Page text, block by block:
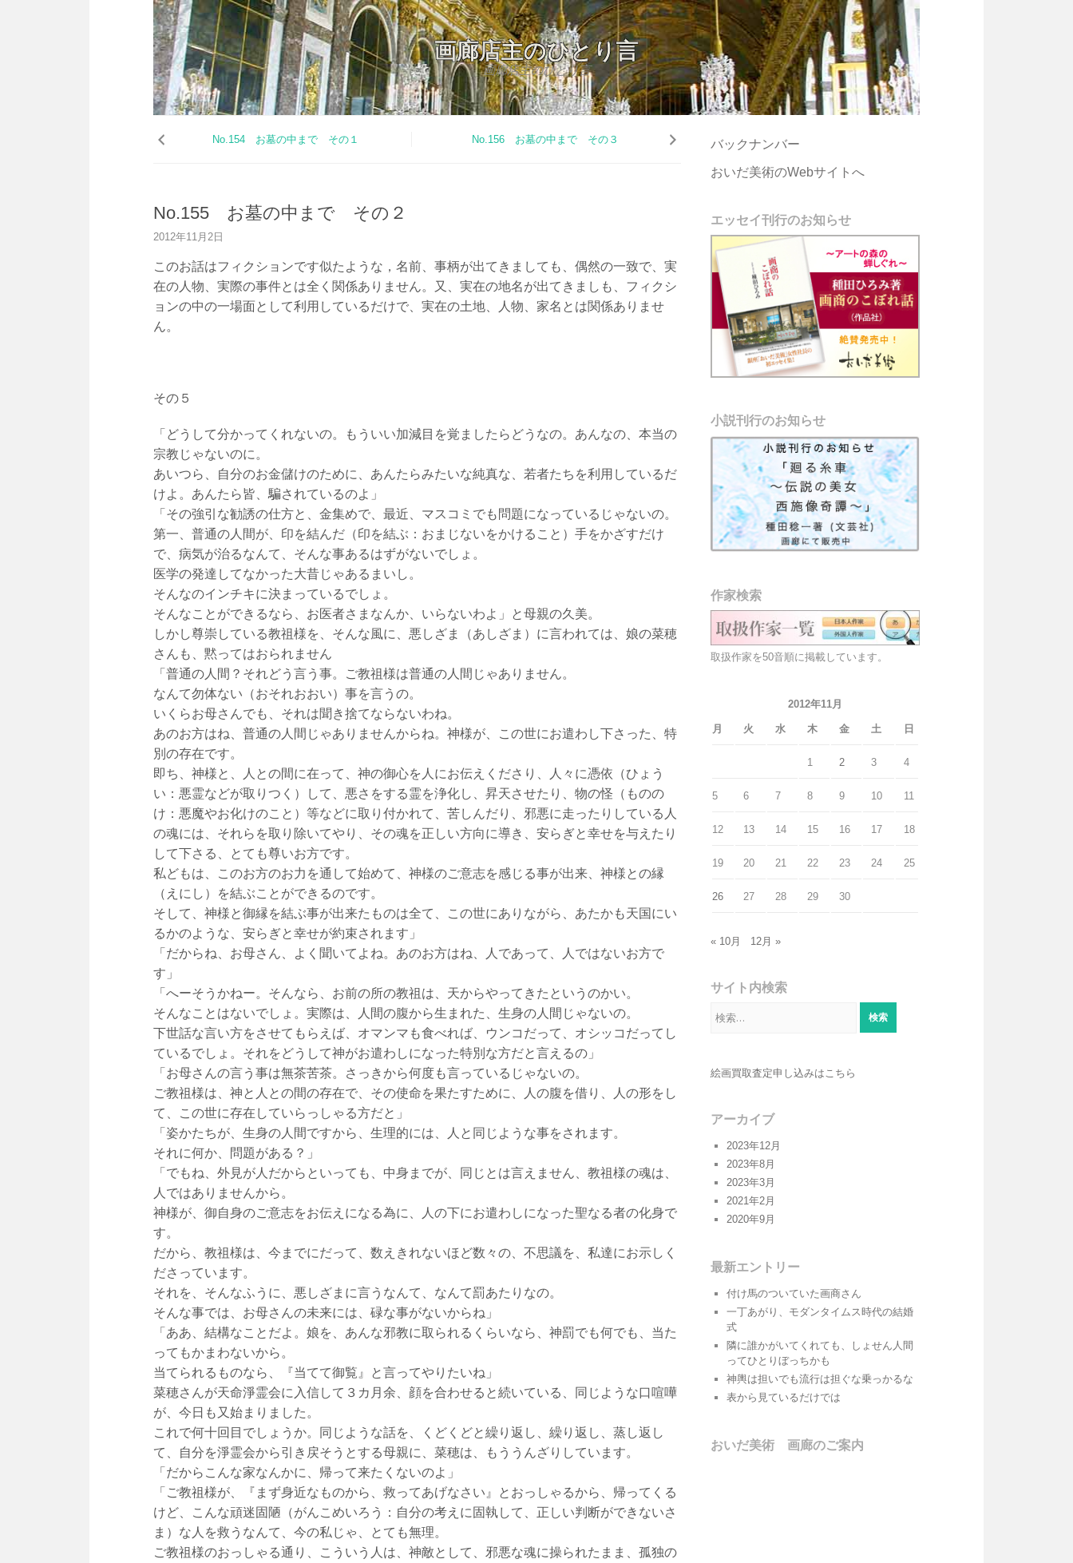
画廊店主のひとり言
画廊店主のひとり言
ン
ス
ッ
No.154 お墓の中まで その１ No.156 お墓の中まで その３
No.155 お墓の中まで その２
2012年11月2日
このお話はフィクションです似たような，名前、事柄が出てきましても、偶然の一致で、実
在の人物、実際の事件とは全く関係ありません。又、実在の地名が出てきましも、フィクシ
ョンの中の一場面として利用しているだけで、実在の土地、人物、家名とは関係ありませ
ん。
その５
「どうして分かってくれないの。もういい加減目を覚ましたらどうなの。あんなの、本当の
宗教じゃないのに。
あいつら、自分のお金儲けのために、あんたらみたいな純真な、若者たちを利用しているだ
けよ。あんたら皆、騙されているのよ」
「その強引な勧誘の仕方と、金集めで、最近、マスコミでも問題になっているじゃないの。
第一、普通の人間が、印を結んだ（印を結ぶ：おまじないをかけること）手をかざすだけ
で、病気が治るなんて、そんな事あるはずがないでしょ。
医学の発達してなかった大昔じゃあるまいし。
そんなのインチキに決まっているでしょ。
そんなことができるなら、お医者さまなんか、いらないわよ」と母親の久美。
しかし尊崇している教祖様を、そんな風に、悪しざま（あしざま）に言われては、娘の菜穂
さんも、黙ってはおられません
「普通の人間？それどう言う事。ご教祖様は普通の人間じゃありません。
なんて勿体ない（おそれおおい）事を言うの。
いくらお母さんでも、それは聞き捨てならないわね。
あのお方はね、普通の人間じゃありませんからね。神様が、この世にお遣わし下さった、特
別の存在です。
即ち、神様と、人との間に在って、神の御心を人にお伝えくださり、人々に憑依（ひょう
い：悪霊などが取りつく）して、悪さをする霊を浄化し、昇天させたり、物の怪（ものの
け：悪魔やお化けのこと）等などに取り付かれて、苦しんだり、邪悪に走ったりしている人
の魂には、それらを取り除いてやり、その魂を正しい方向に導き、安らぎと幸せを与えたり
して下さる、とても尊いお方です。
私どもは、このお方のお力を通して始めて、神様のご意志を感じる事が出来、神様との縁
（えにし）を結ぶことができるのです。
そして、神様と御縁を結ぶ事が出来たものは全て、この世にありながら、あたかも天国にい
るかのような、安らぎと幸せが約束されます」
「だからね、お母さん、よく聞いてよね。あのお方はね、人であって、人ではないお方で
す」
「へーそうかねー。そんなら、お前の所の教祖は、天からやってきたというのかい。
そんなことはないでしょ。実際は、人間の腹から生まれた、生身の人間じゃないの。
下世話な言い方をさせてもらえば、オマンマも食べれば、ウンコだって、オシッコだってし
ているでしょ。それをどうして神がお遣わしになった特別な方だと言えるの」
「お母さんの言う事は無茶苦茶。さっきから何度も言っているじゃないの。
ご教祖様は、神と人との間の存在で、その使命を果たすために、人の腹を借り、人の形をし
て、この世に存在していらっしゃる方だと」
「姿かたちが、生身の人間ですから、生理的には、人と同じような事をされます。
それに何か、問題がある？」
「でもね、外見が人だからといっても、中身までが、同じとは言えません、教祖様の魂は、
人ではありませんから。
神様が、御自身のご意志をお伝えになる為に、人の下にお遣わしになった聖なる者の化身で
す。
だから、教祖様は、今までにだって、数えきれないほど数々の、不思議を、私達にお示しく
ださっています。
それを、そんなふうに、悪しざまに言うなんて、なんて罰あたりなの。
そんな事では、お母さんの未来には、碌な事がないからね」
「ああ、結構なことだよ。娘を、あんな邪教に取られるくらいなら、神罰でも何でも、当た
ってもかまわないから。
当てられるものなら、『当てて御覧』と言ってやりたいね」
菜穂さんが天命淨霊会に入信して３カ月余、顔を合わせると続いている、同じような口喧嘩
が、今日も又始まりました。
これで何十回目でしょうか。同じような話を、くどくどと繰り返し、繰り返し、蒸し返し
て、自分を淨霊会から引き戻そうとする母親に、菜穂は、もううんざりしています。
「だからこんな家なんかに、帰って来たくないのよ」
「ご教祖様が、『まず身近なものから、救ってあげなさい』とおっしゃるから、帰ってくる
けど、こんな頑迷固陋（がんこめいろう：自分の考えに固執して、正しい判断ができないさ
ま）な人を救うなんて、今の私じゃ、とても無理。
ご教祖様のおっしゃる通り、こういう人は、神敵として、邪悪な魂に操られたまま、孤独の
バックナンバー
おいだ美術のWebサイトへ
エッセイ刊行のお知らせ
小説刊行のお知らせ
作家検索
取扱作家を50音順に掲載しています。
2012年11月
月 火 水 木 金 土 日
1 2 3 4
5 6 7 8 9 10 11
12 13 14 15 16 17 18
19 20 21 22 23 24 25
26 27 28 29 30
« 10月 12月 »
サイト内検索
索:
絵画買取査定申し込みはこちら
アーカイブ
2023年12月
2023年8月
2023年3月
2021年2月
2020年9月
最新エントリー
付け馬のついていた画商さん
一丁あがり、モダンタイムス時代の結婚
式
隣に誰かがいてくれても、しょせん人間
ってひとりぼっちかも
神輿は担いでも流行は担ぐな乗っかるな
表から見ているだけでは
おいだ美術 画廊のご案内